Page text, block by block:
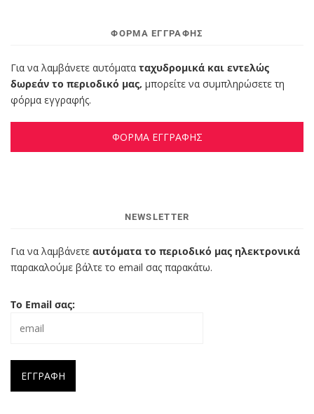
ΦΌΡΜΑ ΕΓΓΡΑΦΉΣ
Για να λαμβάνετε αυτόματα ταχυδρομικά και εντελώς
δωρεάν το περιοδικό μας, μπορείτε να συμπληρώσετε τη
φόρμα εγγραφής.
ΦΟΡΜΑ ΕΓΓΡΑΦΗΣ
NEWSLETTER
Για να λαμβάνετε αυτόματα το περιοδικό μας ηλεκτρονικά
παρακαλούμε βάλτε το email σας παρακάτω.
Το Email σας: